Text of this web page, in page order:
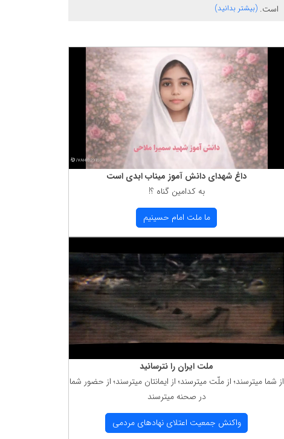
است. (بیشتر بدانید)
داغ شهدای دانش آموز میناب ابدی است
به كدامین گناه ؟!
ما ملت امام حسینیم
ملت ایران را نترسانید
از شما میترسند؛ از ملّت میترسند؛ از ایمانتان میترسند؛ از حضور شما
در صحنه میترسند
واكنش جمعیت اعتلای نهادهای مردمی